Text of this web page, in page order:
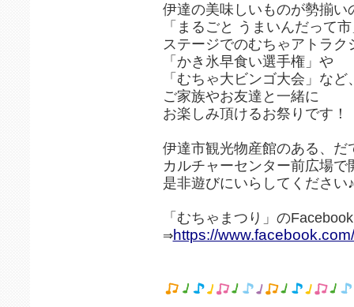
伊達の美味しいものが勢揃い
「まるごと うまいんだって
ステージでのむちゃアトラク
「かき氷早食い選手権」や
「むちゃ大ビンゴ大会」など
ご家族やお友達と一緒に
お楽しみ頂けるお祭りです！
伊達市観光物産館のある、だ
カルチャーセンター前広場で
是非遊びにいらしてください♪
「むちゃまつり」の
⇒https://